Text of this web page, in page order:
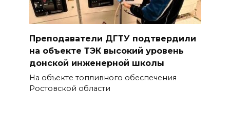
Преподаватели ДГТУ подтвердили
на объекте ТЭК высокий уровень
донской инженерной школы
На объекте топливного обеспечения
Ростовской области